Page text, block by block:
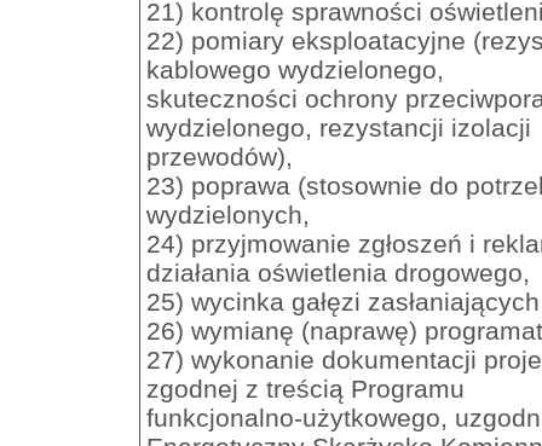
21) kontrolę sprawności
22) pomiary eksploatacyjne
kablowego wydzielonego,
skuteczności ochrony
wydzielonego, rezystancji izolacji
przewodów),
23) poprawa (stosownie do
wydzielonych,
24) przyjmowanie zgłoszeń i
działania oświetlenia drogowego,
25) wycinka gałęzi
26) wymianę (naprawę)
27) wykonanie dokumentacji
zgodnej z treścią Programu
funkcjonalno-użytkowego,